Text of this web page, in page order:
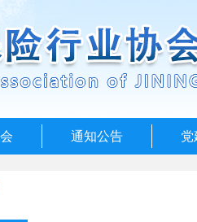
通知公告 党